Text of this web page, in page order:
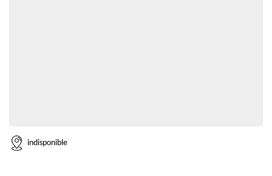
indisponible